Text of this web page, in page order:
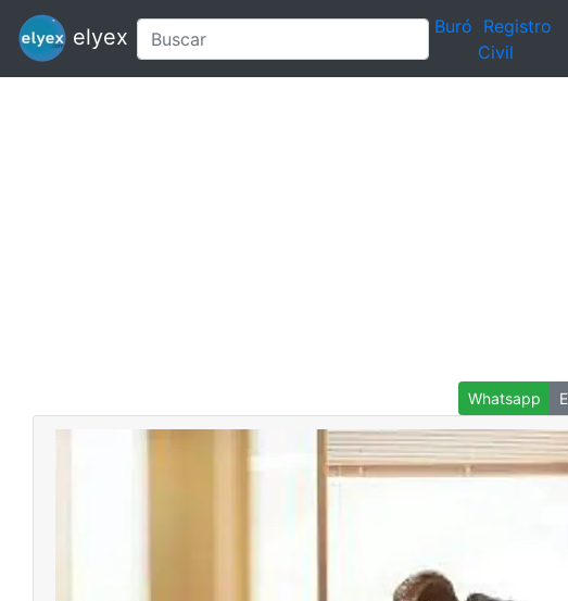
elyex Buró Registro
Civil
Whatsapp